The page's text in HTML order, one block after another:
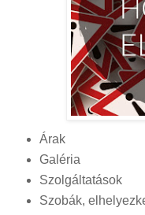
Árak
Galéria
Szolgáltatások
Szobák,